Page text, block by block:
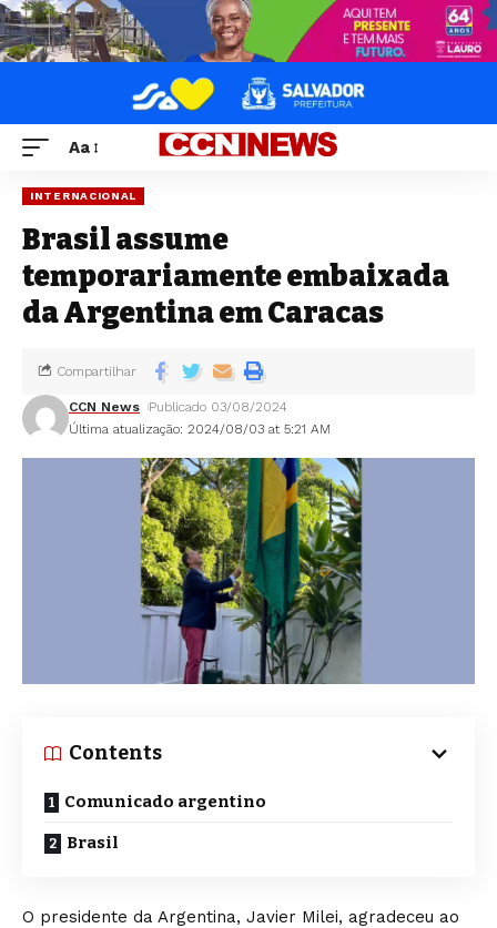
Aa
INTERNACIONAL
Brasil assume
temporariamente embaixada
da Argentina em Caracas
Última atualização: 2024/08/03 at 5:21 AM
CCN News Publicado 03/08/2024
Compartilhar
Contents
Comunicado argentino
Brasil
O presidente da Argentina, Javier Milei, agradeceu ao